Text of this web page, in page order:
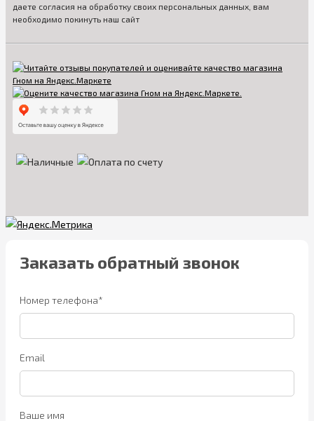
даете согласия на обработку своих персональных данных, вам
необходимо покинуть наш сайт
Заказать обратный звонок
Номер телефона*
Email
Ваше имя